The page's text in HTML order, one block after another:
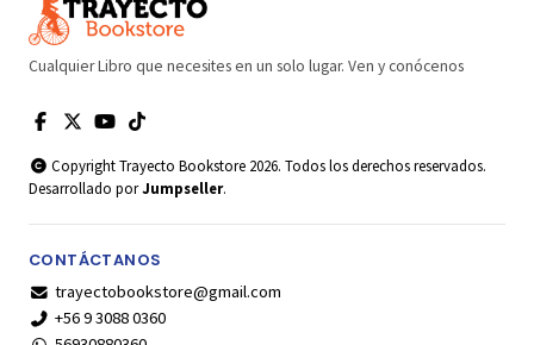
Cualquier Libro que necesites en un solo lugar. Ven y conócenos
Copyright Trayecto Bookstore 2026. Todos los derechos reservados.
Desarrollado porJumpseller.
CONTÁCTANOS
trayectobookstore@gmail.com
+56 9 3088 0360